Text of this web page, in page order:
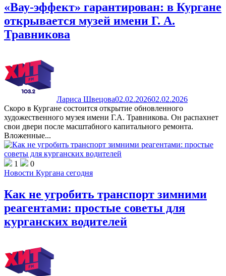
«Вау-эффект» гарантирован: в Кургане
открывается музей имени Г. А.
Травникова
Лариса Швецова02.02.202602.02.2026
Скоро в Кургане состоится открытие обновленного
художественного музея имени Г.А. Травникова. Он распахнет
свои двери после масштабного капитального ремонта.
Вложенные...
1
0
Новости Кургана сегодня
Как не угробить транспорт зимними
реагентами: простые советы для
курганских водителей